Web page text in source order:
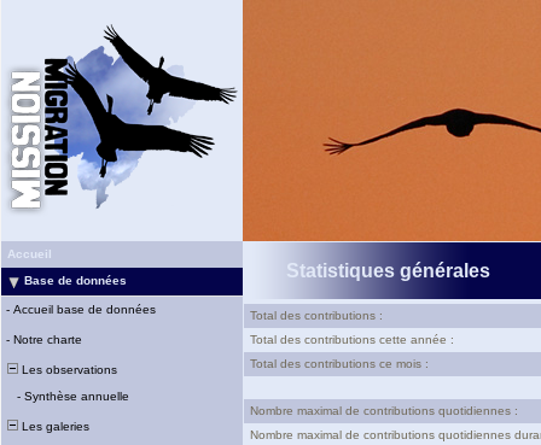
Accueil
Base de données
- Accueil base de données
- Notre charte
Les observations
- Synthèse annuelle
Les galeries
Statistiques générales
Total des contributions :
Total des contributions cette année :
Total des contributions ce mois :
Nombre maximal de contributions quotidiennes :
Nombre maximal de contributions quotidiennes